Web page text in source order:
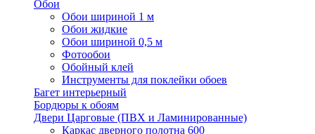
Обои
Обои шириной 1 м
Обои жидкие
Обои шириной 0,5 м
Фотообои
Обойный клей
Инструменты для поклейки обоев
Багет интерьерный
Бордюры к обоям
Двери Царговые (ПВХ и Ламинированные)
Каркас дверного полотна 600